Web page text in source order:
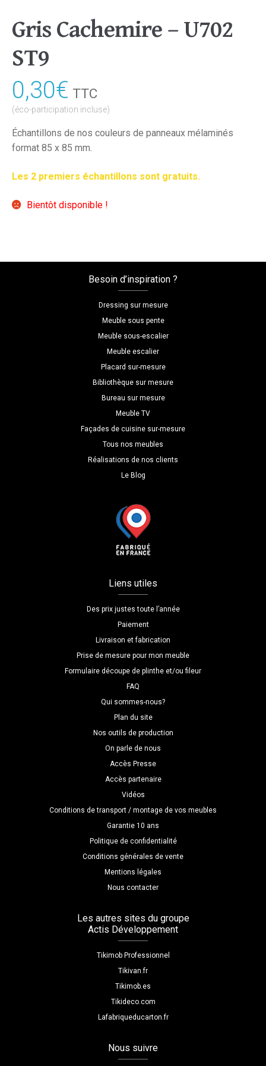
Gris Cachemire – U702
ST9
0,30€ TTC
(éco-participation incluse)
Échantillons de nos couleurs de panneaux mélaminés
format 85 x 85 mm.
Les 2 premiers échantillons sont gratuits.
Bientôt disponible !
Besoin d’inspiration ?
Dressing sur mesure
Meuble sous pente
Meuble sous-escalier
Meuble escalier
Placard sur-mesure
Bibliothèque sur mesure
Bureau sur mesure
Meuble TV
Façades de cuisine sur-mesure
Tous nos meubles
Réalisations de nos clients
Le Blog
Liens utiles
Des prix justes toute l’année
Paiement
Livraison et fabrication
Prise de mesure pour mon meuble
Formulaire découpe de plinthe et/ou fileur
FAQ
Qui sommes-nous?
Plan du site
Nos outils de production
On parle de nous
Accès Presse
Accès partenaire
Vidéos
Conditions de transport / montage de vos meubles
Garantie 10 ans
Politique de confidentialité
Conditions générales de vente
Mentions légales
Nous contacter
Les autres sites du groupe
Actis Développement
Tikimob Professionnel
Tikivan.fr
Tikimob.es
Tikideco.com
Lafabriqueducarton.fr
Nous suivre